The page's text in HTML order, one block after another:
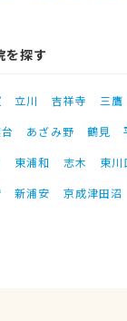
を探す
立川 吉祥寺 三鷹
あざみ野 鶴見
東浦和 志木 東川
新浦安 京成津田沼